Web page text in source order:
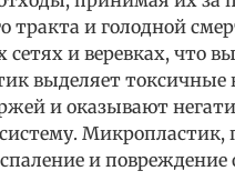
тракта и голодной
сетях и веревках, что
выделяет токсичные
и оказывают
Микропластик,
и повреждение